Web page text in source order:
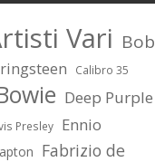
Vari Bob
Calibro 35
Deep Purple
Presley
Ennio
Fabrizio de